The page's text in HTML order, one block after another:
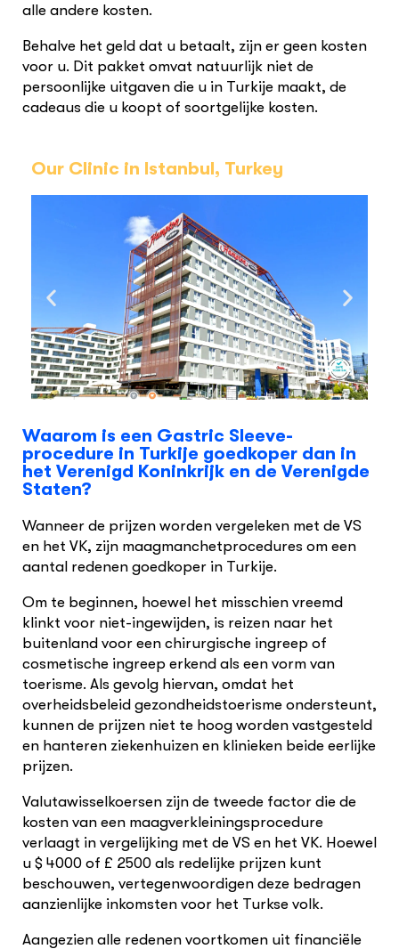
alle andere kosten.
Behalve het geld dat u betaalt, zijn er geen kosten
voor u. Dit pakket omvat natuurlijk niet de
persoonlijke uitgaven die u in Turkije maakt, de
cadeaus die u koopt of soortgelijke kosten.
Our Clinic in Istanbul, Turkey
Waarom is een Gastric Sleeve-
procedure in Turkije goedkoper dan in
het Verenigd Koninkrijk en de Verenigde
Staten?
Wanneer de prijzen worden vergeleken met de VS
en het VK, zijn maagmanchetprocedures om een
aantal redenen goedkoper in Turkije.
Om te beginnen, hoewel het misschien vreemd
klinkt voor niet-ingewijden, is reizen naar het
buitenland voor een chirurgische ingreep of
cosmetische ingreep erkend als een vorm van
toerisme. Als gevolg hiervan, omdat het
overheidsbeleid gezondheidstoerisme ondersteunt,
kunnen de prijzen niet te hoog worden vastgesteld
en hanteren ziekenhuizen en klinieken beide eerlijke
prijzen.
Valutawisselkoersen zijn de tweede factor die de
kosten van een maagverkleiningsprocedure
verlaagt in vergelijking met de VS en het VK. Hoewel
u $ 4000 of £ 2500 als redelijke prijzen kunt
beschouwen, vertegenwoordigen deze bedragen
aanzienlijke inkomsten voor het Turkse volk.
Aangezien alle redenen voortkomen uit financiële